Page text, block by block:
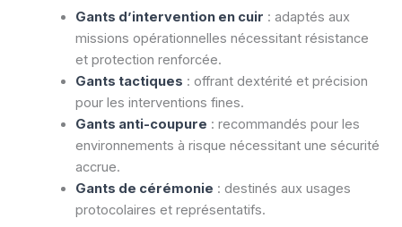
Gants d’intervention en cuir : adaptés aux
missions opérationnelles nécessitant résistance
et protection renforcée.
Gants tactiques : offrant dextérité et précision
pour les interventions fines.
Gants anti-coupure : recommandés pour les
environnements à risque nécessitant une sécurité
accrue.
Gants de cérémonie : destinés aux usages
protocolaires et représentatifs.